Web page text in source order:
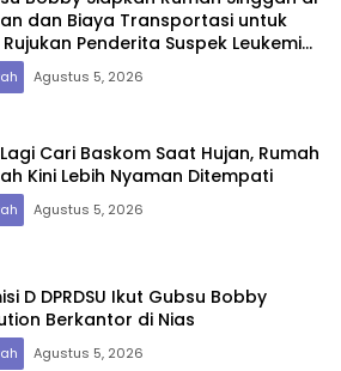
dan Biaya Transportasi untuk
Rujukan Penderita Suspek Leukemia
Nias Barat
Agustus 5, 2026
Cari Baskom Saat Hujan, Rumah
Kini Lebih Nyaman Ditempati
Agustus 5, 2026
D DPRDSU Ikut Gubsu Bobby
Berkantor di Nias
Agustus 5, 2026